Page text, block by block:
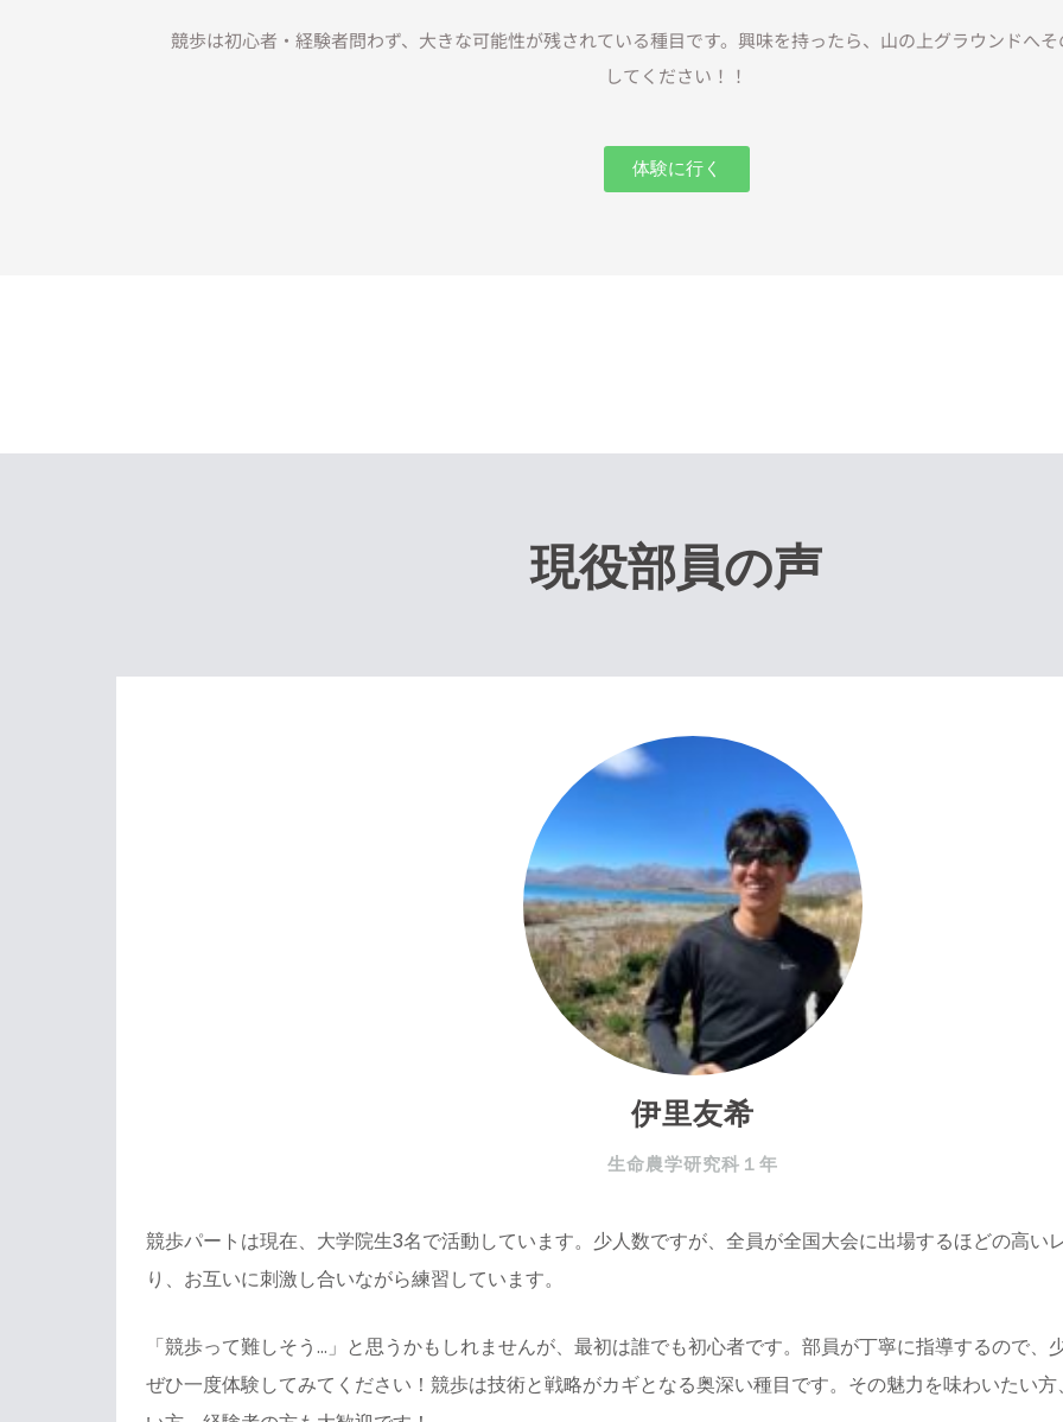
競歩は初心者・経験者問わず、大きな可能性が残されている種目です。興味を持ったら、山の上グラウンドへ
してください！！
体験に行く
現役部員の声
伊里友希
生命農学研究科１年
競歩パートは現在、大学院生3名で活動しています。少人数ですが、全員が全国大会に出場するほどの高い
り、お互いに刺激し合いながら練習しています。
「競歩って難しそう…」と思うかもしれませんが、最初は誰でも初心者です。部員が丁寧に指導するので、
ぜひ一度体験してみてください！競歩は技術と戦略がカギとなる奥深い種目です。その魅力を味わいたい